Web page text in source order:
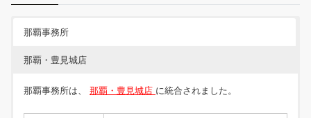
那覇事務所
那覇・豊見城店
那覇事務所は、 那覇・豊見城店 に統合されました。